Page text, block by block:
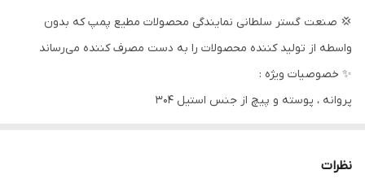
قدرت (اسب بخار)
حداکثر آبدهی(لیتر
۲۷۰
دهانه خروجی
💢 صنعت گستر سلطانی نمایندگی محصولات مطیع پمپ که بدون
واسطه از تولید کننده محصولات را به دست مصرف کننده می‌رساند
✨ خصوصیات ویژه :
پروانه ، پوسته و پیچ از جنس استیل ۳۰۴
نظرات